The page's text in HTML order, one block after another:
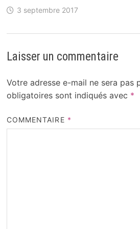
3 septembre 2017
Laisser un commentaire
Votre adresse e-mail ne sera pas
obligatoires sont indiqués avec *
COMMENTAIRE *